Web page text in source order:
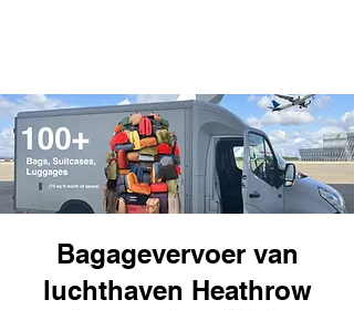
Bagagevervoer van
luchthaven Heathrow